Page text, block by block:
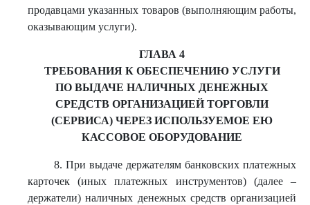
продавцами указанных товаров (выполняющим работы,
оказывающим услуги).
ГЛАВА 4
ТРЕБОВАНИЯ К ОБЕСПЕЧЕНИЮ УСЛУГИ
ПО ВЫДАЧЕ НАЛИЧНЫХ ДЕНЕЖНЫХ
СРЕДСТВ ОРГАНИЗАЦИЕЙ ТОРГОВЛИ
(СЕРВИСА) ЧЕРЕЗ ИСПОЛЬЗУЕМОЕ ЕЮ
КАССОВОЕ ОБОРУДОВАНИЕ
8. При выдаче держателям банковских платежных
карточек (иных платежных инструментов) (далее –
держатели) наличных денежных средств организацией